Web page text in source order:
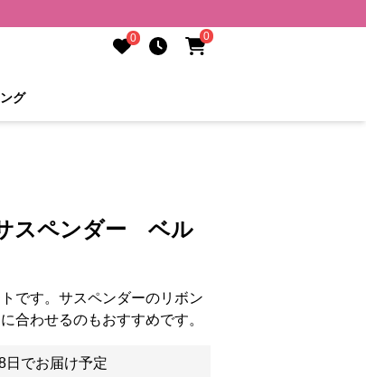
0 0
グ
スペンダー ベル
です。サスペンダーのリボン
合わせるのもおすすめです。
日でお届け予定